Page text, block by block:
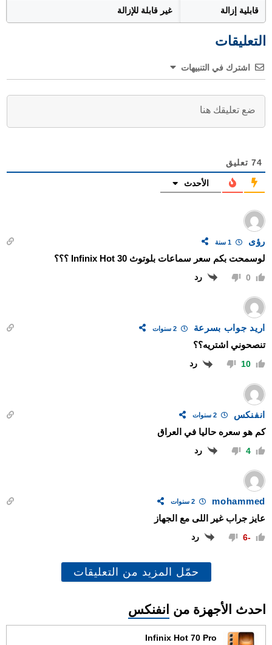
قابلية إزالة غير قابلة للإزالة
التعليقات
اشترك في التنبيهات
74 تعليق
الأحدث
رؤى 1 سنة
لوسمحت بكم سعر سماعات بلوتوث Infinix Hot 30 ؟؟؟
0 رد
اريد جواب بسرعة 2 سنوات
تنصحوني اشتريه؟؟
10 رد
انفنكس 2 سنوات
كم هو سعره حاليا في العراق
4 رد
mohammed
عايز جراب غير اللى مع الجهاز
-6 رد
حمّل المزيد من التعليقات
احدث الأجهزة من انفنكس
Infinix Hot 70 Pro